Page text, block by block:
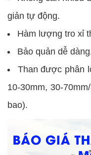
giản tự động.
Hàm lượng tro xỉ
Bảo quản dễ
Than được phân
10-30mm, 30-
bao).